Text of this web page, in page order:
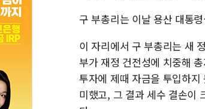
구 부총리는 이날 용산 대통
이 자리에서 구 부총리는 새
부가 재정 건전성에 치중해
투자에 제때 자금을 투입하
미했고, 그 결과 세수 결손이